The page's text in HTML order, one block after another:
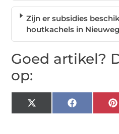
Zijn er subsidies
houtkachels in
Goed artikel?
op:
X
(Twitter)
Facebook